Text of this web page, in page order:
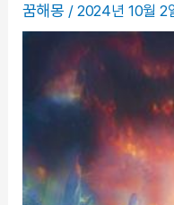
꿈해몽 / 2024년 10월 2